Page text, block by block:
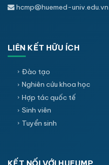
hcmp@huemed-univ.edu.vn
LIÊN KẾT HỮU ÍCH
Đào tạo
Nghiên cứu khoa học
Hợp tác quốc tế
Sinh viên
Tuyển sinh
KẾT NỐI VỚI HUEUMP